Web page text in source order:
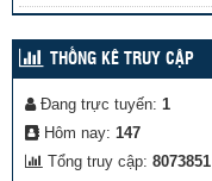
THỐNG KÊ TRUY CẬP
Đang trực tuyến: 1
Hôm nay: 147
Tổng truy cập: 8073851